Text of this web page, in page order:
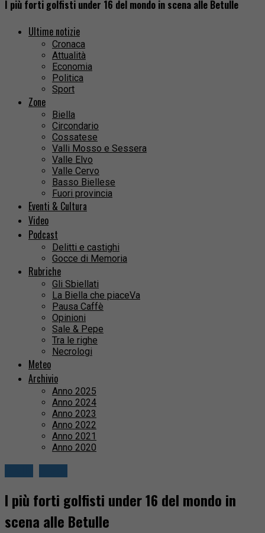
I più forti golfisti under 16 del mondo in scena alle Betulle
Ultime notizie
Cronaca
Attualità
Economia
Politica
Sport
Zone
Biella
Circondario
Cossatese
Valli Mosso e Sessera
Valle Elvo
Valle Cervo
Basso Biellese
Fuori provincia
Eventi & Cultura
Video
Podcast
Delitti e castighi
Gocce di Memoria
Rubriche
Gli Sbiellati
La Biella che piaceVa
Pausa Caffè
Opinioni
Sale & Pepe
Tra le righe
Necrologi
Meteo
Archivio
Anno 2025
Anno 2024
Anno 2023
Anno 2022
Anno 2021
Anno 2020
I più forti golfisti under 16 del mondo in
scena alle Betulle